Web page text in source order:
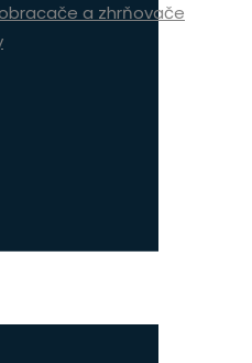
a zhrňovače